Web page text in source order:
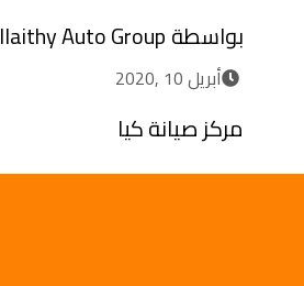
بواسطةAuto Group
أبريل 10 ,2020
مركز صيانة كيا